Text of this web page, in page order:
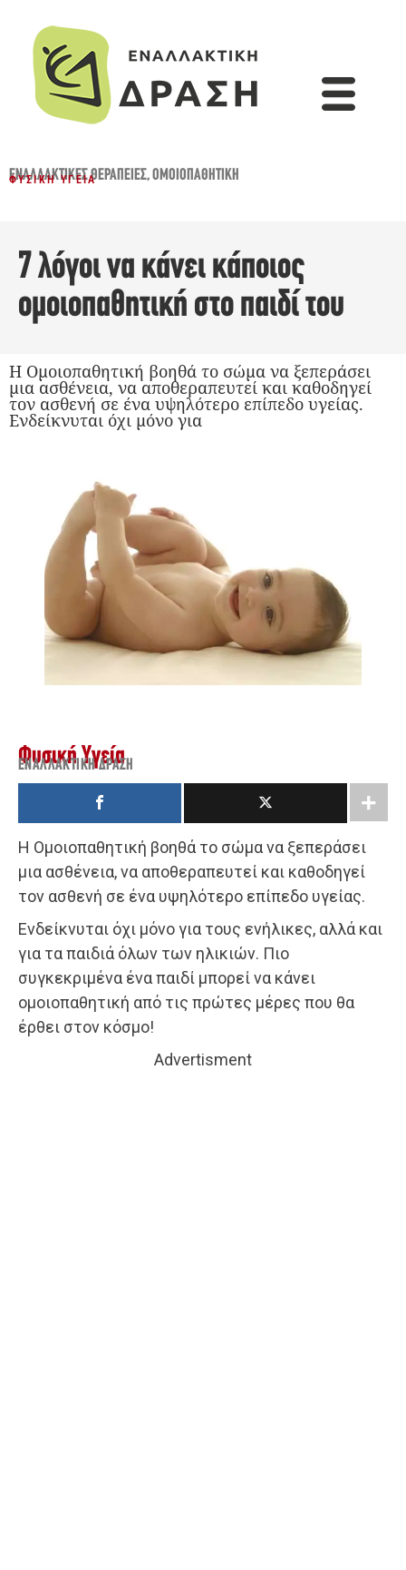
ΕΝΑΛΛΑΚΤΙΚΈΣ ΘΕΡΑΠΕΊΕΣ,ΟΜΟΙΟΠΑΘΗΤΙΚΉ
ΦΥΣΙΚΉ ΥΓΕΊΑ
7 λόγοι να κάνει κάποιος
ομοιοπαθητική στο παιδί του
Η Ομοιοπαθητική βοηθά το σώμα να ξεπεράσει
μια ασθένεια, να αποθεραπευτεί και καθοδηγεί
τον ασθενή σε ένα υψηλότερο επίπεδο υγείας.
Ενδείκνυται όχι μόνο για
Φυσική Υγεία
ΕΝΑΛΛΑΚΤΙΚΉ ΔΡΆΣΗ
Η Ομοιοπαθητική βοηθά το σώμα να ξεπεράσει
μια ασθένεια, να αποθεραπευτεί και καθοδηγεί
τον ασθενή σε ένα υψηλότερο επίπεδο υγείας.
Ενδείκνυται όχι μόνο για τους ενήλικες, αλλά και
για τα παιδιά όλων των ηλικιών. Πιο
συγκεκριμένα ένα παιδί μπορεί να κάνει
ομοιοπαθητική από τις πρώτες μέρες που θα
έρθει στον κόσμο!
Advertisment